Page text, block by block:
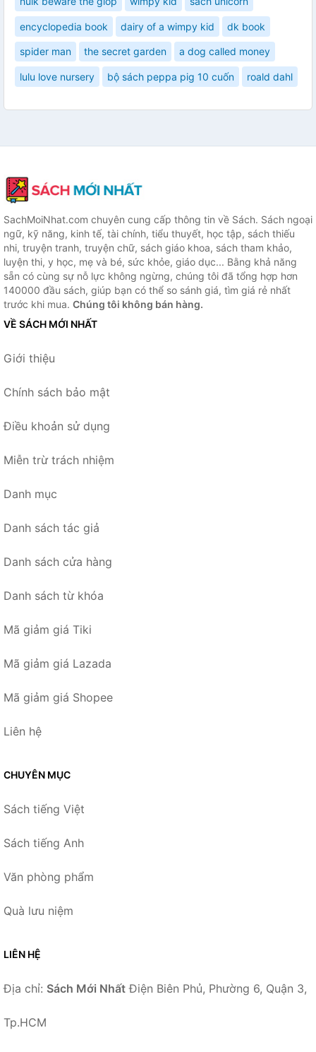
encyclopedia book dairy of a wimpy kid dk book
spider man the secret garden a dog called money
lulu love nursery bộ sách peppa pig 10 cuốn roald dahl
SachMoiNhat.com chuyên cung cấp thông tin về Sách. Sách ngoại
ngữ, kỹ năng, kinh tế, tài chính, tiểu thuyết, học tập, sách thiếu
nhi, truyện tranh, truyện chữ, sách giáo khoa, sách tham khảo,
luyện thi, y học, mẹ và bé, sức khỏe, giáo dục... Bằng khả năng
sẵn có cùng sự nỗ lực không ngừng, chúng tôi đã tổng hợp hơn
140000 đầu sách, giúp bạn có thể so sánh giá, tìm giá rẻ nhất
trước khi mua. Chúng tôi không bán hàng.
VỀ SÁCH MỚI NHẤT
Giới thiệu
Chính sách bảo mật
Điều khoản sử dụng
Miễn trừ trách nhiệm
Danh mục
Danh sách tác giả
Danh sách cửa hàng
Danh sách từ khóa
Mã giảm giá Tiki
Mã giảm giá Lazada
Mã giảm giá Shopee
Liên hệ
CHUYÊN MỤC
Sách tiếng Việt
Sách tiếng Anh
Văn phòng phẩm
Quà lưu niệm
LIÊN HỆ
Địa chỉ: Sách Mới Nhất Điện Biên Phủ, Phường 6, Quận 3,
Tp.HCM